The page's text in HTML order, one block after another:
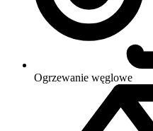
Ogrzewanie węglowe